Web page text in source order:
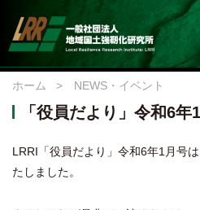
ホーム > NEWS・イベント
「役員だより」令和6
LRRI「役員だより」令和6年1月号
たしました。